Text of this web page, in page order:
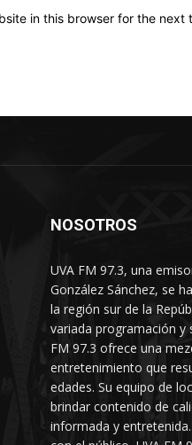
in this browser for the next
NOSOTROS
UVA FM 97.3, una
González Sánchez, se
la región sur de la
variada programación y
FM 97.3 ofrece una
entretenimiento que
edades. Su equipo de
brindar contenido de
informada y